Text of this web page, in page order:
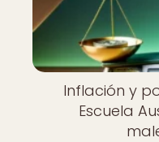
Inflación y
Escuela